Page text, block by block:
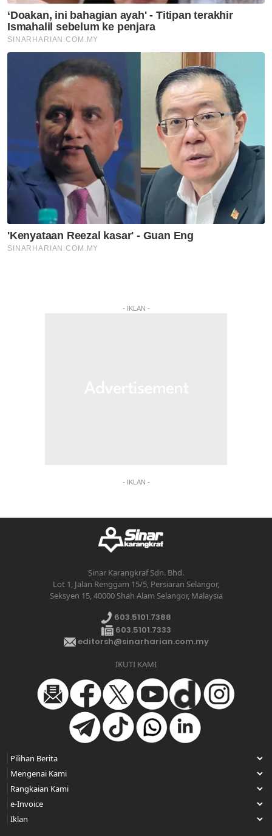
- IKLAN -
- IKLAN -
Sinar Karangkraf Sdn. Bhd.
Lot 1, Jalan Renggam 15/5, Persiaran Selangor,
Seksyen 15, 40000 Shah Alam Selangor, Malaysia
603.5101.7388
603.5101.7333
editorsh@sinarharian.com.my
IKUTI KAMI